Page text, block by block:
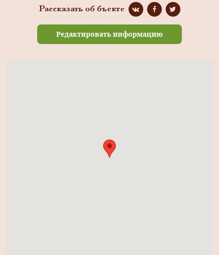
Рассказать об бъекте
Редактировать информацию